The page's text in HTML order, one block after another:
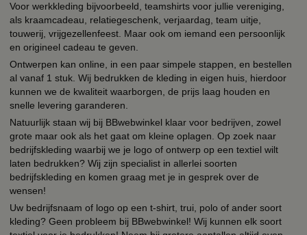
Voor werkkleding bijvoorbeeld, teamshirts voor jullie vereniging,
als kraamcadeau, relatiegeschenk, verjaardag, team uitje,
touwerij, vrijgezellenfeest. Maar ook om iemand een persoonlijk
en origineel cadeau te geven.
Ontwerpen kan online, in een paar simpele stappen, en bestellen
al vanaf 1 stuk. Wij bedrukken de kleding in eigen huis, hierdoor
kunnen we de kwaliteit waarborgen, de prijs laag houden en
snelle levering garanderen.
Natuurlijk staan wij bij BBwebwinkel klaar voor bedrijven, zowel
grote maar ook als het gaat om kleine oplagen. Op zoek naar
bedrijfskleding waarbij we je logo of ontwerp op een textiel wilt
laten bedrukken? Wij zijn specialist in allerlei soorten
bedrijfskleding en komen graag met je in gesprek over de
wensen!
Uw bedrijfsnaam of logo op een t-shirt, trui, polo of ander soort
kleding? Geen probleem bij BBwebwinkel! Wij kunnen elk soort